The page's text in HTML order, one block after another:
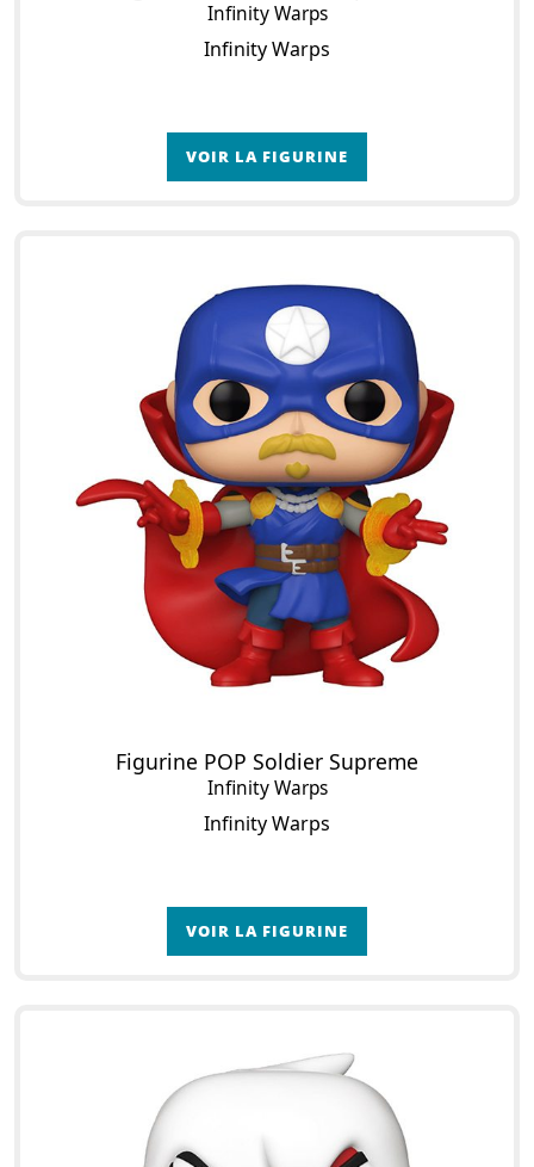
Infinity Warps
Infinity Warps
VOIR LA FIGURINE
Figurine POP Soldier Supreme
Infinity Warps
Infinity Warps
VOIR LA FIGURINE